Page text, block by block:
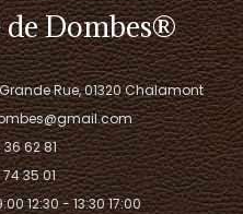
Dombes®
Rue, 01320 Chalamont
62 81
35 01
12:30 - 13:30 17:00​